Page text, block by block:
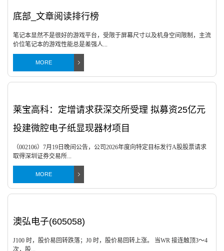
底部_文章阅读排行榜
笔记本显然不是很好的游戏平台，受限于屏幕尺寸以及机身空间限制，主流
价位笔记本的游戏性能总是差强人...
MORE
莱宝高科：定增请求获深交所受理 拟募资25亿元
投建微腔电子纸显现器材项目
（002106）7月19日晚间公告，公司2026年度向特定目标发行A股股票请求
取得深圳证券交易所...
MORE
澳弘电子(605058)
J100 时，股价易回转跌落；J0 时，股价易回转上涨。 当WR 接连触顶3～4
次，股...